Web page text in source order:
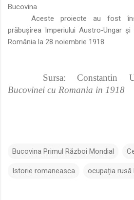
Bucovina
Aceste proiecte au fost
prăbușirea Imperiului Austro‑Ungar
România la 28 noiembrie 1918.
Sursa: Constantin
Bucovinei cu Romania in 1918
Bucovina Primul Război Mondial
Istorie romaneasca ocupația rusă